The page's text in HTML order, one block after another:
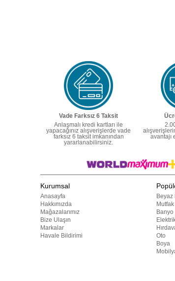
Vade Farksız 6 Taksit
Anlaşmalı kredi kartları ile
yapacağınız alışverişlerde vade
farksız 6 taksit imkanından
yararlanabilirsiniz.
avantajı
Kurumsal
Anasayfa
Hakkımızda
Mağazalarımız
Bize Ulaşın
Markalar
Havale Bildirimi
Beyaz
Mutfak
Banyo
Oto
Boya